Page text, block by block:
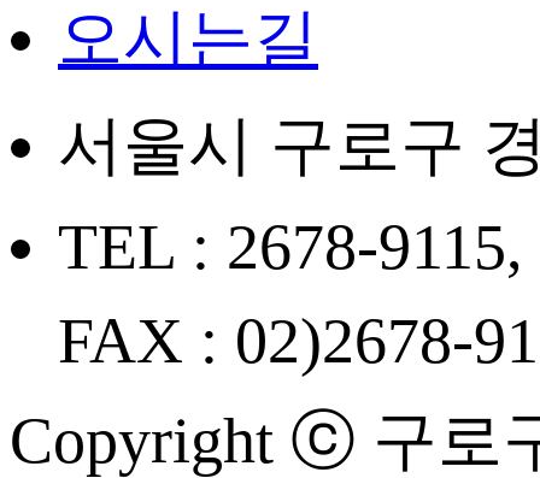
오시는길
서울시 구로구
TEL : 2678-9115,
FAX : 02)2678-
Copyright ⓒ 구로